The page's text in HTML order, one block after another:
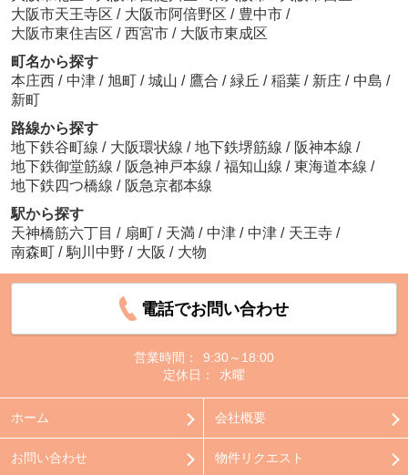
大阪市天王寺区 / 大阪市阿倍野区 / 豊中市 /
大阪市東住吉区 / 西宮市 / 大阪市東成区
町名から探す
本庄西 / 中津 / 旭町 / 城山 / 鷹合 / 緑丘 / 稲葉 / 新庄 / 中島 /
新町
路線から探す
地下鉄谷町線 / 大阪環状線 / 地下鉄堺筋線 / 阪神本線 /
地下鉄御堂筋線 / 阪急神戸本線 / 福知山線 / 東海道本線 /
地下鉄四つ橋線 / 阪急京都本線
駅から探す
天神橋筋六丁目 / 扇町 / 天満 / 中津 / 中津 / 天王寺 /
南森町 / 駒川中野 / 大阪 / 大物
電話でお問い合わせ
営業時間：
9:30～18:00
定休日：
水曜
ホーム 会社概要
お問い合わせ 物件リクエスト